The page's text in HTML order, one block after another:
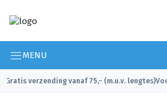
MENU
Gratis verzending vanaf 75,- (m.u.v. lengtes)
✓